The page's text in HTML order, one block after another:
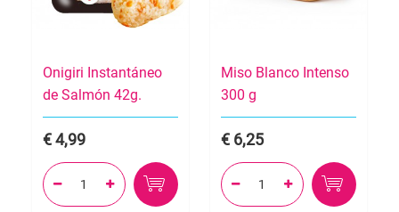
Onigiri Instantáneo
de Salmón 42g.
4,99
 
Miso Blanco Intenso
300 g
6,25
 